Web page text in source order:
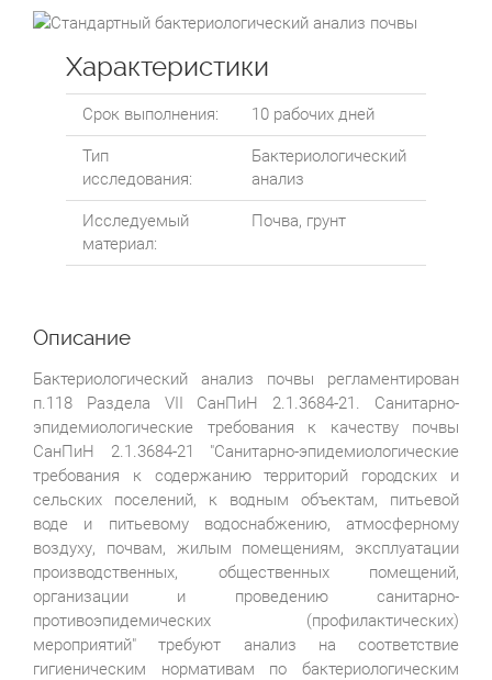
Характеристики
Срок выполнения: 10 рабочих дней
Тип
исследования:
Бактериологический
анализ
Исследуемый
материал:
Почва, грунт
Описание
Бактериологический анализ почвы регламентирован
п.118 Раздела VII СанПиН 2.1.3684-21. Санитарно-
эпидемиологические требования к качеству почвы
СанПиН 2.1.3684-21 "Санитарно-эпидемиологические
требования к содержанию территорий городских и
сельских поселений, к водным объектам, питьевой
воде и питьевому водоснабжению, атмосферному
воздуху, почвам, жилым помещениям, эксплуатации
производственных, общественных помещений,
организации и проведению санитарно-
противоэпидемических (профилактических)
мероприятий" требуют анализ на соответствие
гигиеническим нормативам по бактериологическим